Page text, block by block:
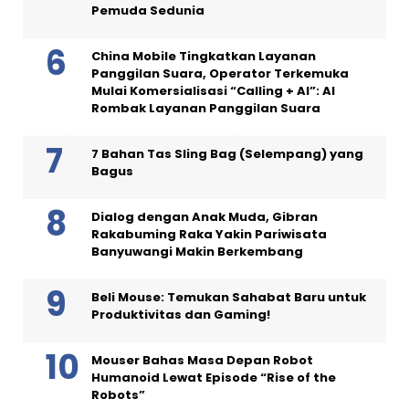
Pemuda Sedunia
China Mobile Tingkatkan Layanan
Panggilan Suara, Operator Terkemuka
Mulai Komersialisasi “Calling + AI”: AI
Rombak Layanan Panggilan Suara
7 Bahan Tas Sling Bag (Selempang) yang
Bagus
Dialog dengan Anak Muda, Gibran
Rakabuming Raka Yakin Pariwisata
Banyuwangi Makin Berkembang
Beli Mouse: Temukan Sahabat Baru untuk
Produktivitas dan Gaming!
Mouser Bahas Masa Depan Robot
Humanoid Lewat Episode “Rise of the
Robots”